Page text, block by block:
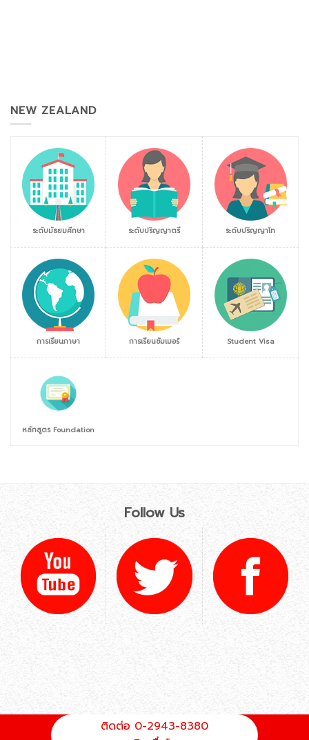
NEW ZEALAND
ระดับมัธยมศึกษา ระดับปริญญาตรี ระดับปริญญาโท
การเรียนภาษา การเรียนซัมเมอร์ Student Visa
หลักสูตร Foundation
Follow Us
ติดต่อ 0-2943-8380